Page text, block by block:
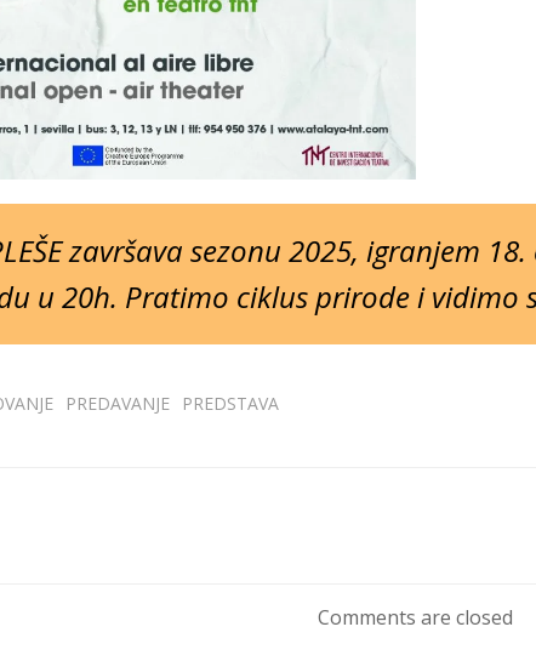
završava sezonu 2025, igranjem
u 20h. Pratimo ciklus prirode i vidimo
PREDAVANJE
PREDSTAVA
Comments are closed